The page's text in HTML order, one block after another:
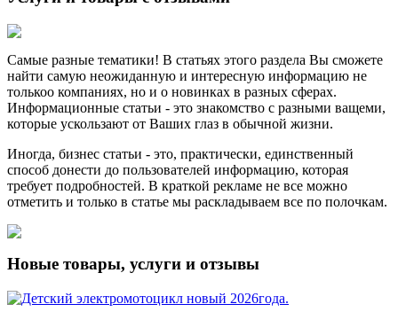
Самые разные тематики! В статьях этого раздела Вы сможете
найти самую неожиданную и интересную информацию не
толькоо компаниях, но и о новинках в разных сферах.
Информационные статьи - это знакомство с разными ващеми,
которые ускользают от Ваших глаз в обычной жизни.
Иногда, бизнес статьи - это, практически, единственный
способ донести до пользователей информацию, которая
требует подробностей. В краткой рекламе не все можно
отметить и только в статье мы раскладываем все по полочкам.
Новые товары, услуги и отзывы